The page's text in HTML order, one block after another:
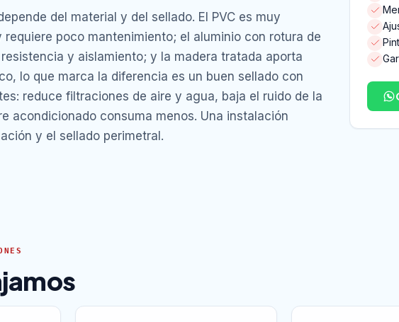
del material y del sellado. El PVC es muy
poco mantenimiento; el aluminio con rotura de
y aislamiento; y la madera tratada aporta
lo que marca la diferencia es un buen sellado con
reduce filtraciones de aire y agua, baja el ruido de la
acondicionado consuma menos. Una instalación
y el sellado perimetral.